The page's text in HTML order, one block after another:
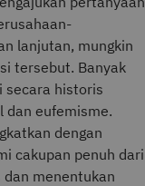
lanjutan, mungkin
tersebut. Banyak
secara historis
dan eufemisme.
dengan
cakupan penuh dari
menentukan